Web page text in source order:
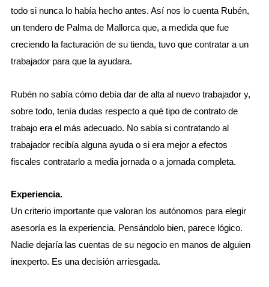
todo si nunca lo había hecho antes. Así nos lo cuenta Rubén,
un tendero de Palma de Mallorca que, a medida que fue
creciendo la facturación de su tienda, tuvo que contratar a un
trabajador para que la ayudara.
Rubén no sabía cómo debía dar de alta al nuevo trabajador y,
sobre todo, tenía dudas respecto a qué tipo de contrato de
trabajo era el más adecuado. No sabía si contratando al
trabajador recibía alguna ayuda o si era mejor a efectos
fiscales contratarlo a media jornada o a jornada completa.
Experiencia.
Un criterio importante que valoran los autónomos para elegir
asesoría es la experiencia. Pensándolo bien, parece lógico.
Nadie dejaría las cuentas de su negocio en manos de alguien
inexperto. Es una decisión arriesgada.